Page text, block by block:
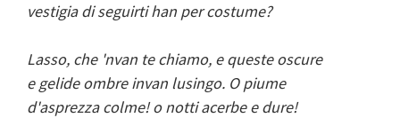
vestigia di seguirti han per costume?
Lasso, che 'nvan te chiamo, e queste oscure
e gelide ombre invan lusingo. O piume
d'asprezza colme! o notti acerbe e dure!